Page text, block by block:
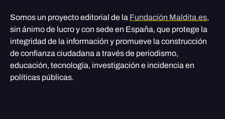
Somos un proyecto editorial de la Fundación Maldita.es,
sin ánimo de lucro y con sede en España, que protege la
integridad de la información y promueve la construcción
de confianza ciudadana a través de periodismo,
educación, tecnología, investigación e incidencia en
políticas públicas.